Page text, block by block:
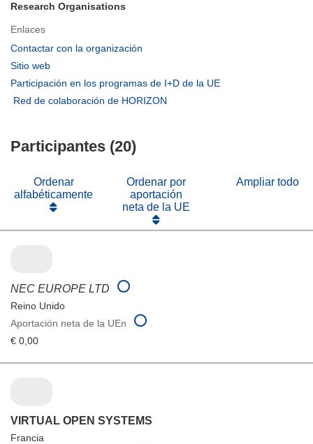
Research Organisations
Enlaces
Contactar con la organización
en
nueva
Sitio web
abrirá
en
ventana)
Participación en los programas de I+D de la UE
Red de colaboración de HORIZON
Participantes (20)
Ordenar
alfabéticamente
Ordenar por
aportación
neta de la UE
Ampliar todo
NEC EUROPE LTD
Reino Unido
Aportación neta de la UEn
€ 0,00
VIRTUAL OPEN SYSTEMS
Francia